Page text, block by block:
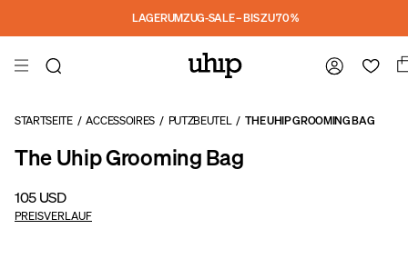
LAGERUMZUG-SALE – BIS ZU 70 %
STARTSEITE / ACCESSOIRES / PUTZBEUTEL / THE UHIP GROOMING BAG
The Uhip Grooming Bag
105 USD
PREISVERLAUF